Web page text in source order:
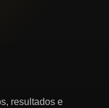
resultados e